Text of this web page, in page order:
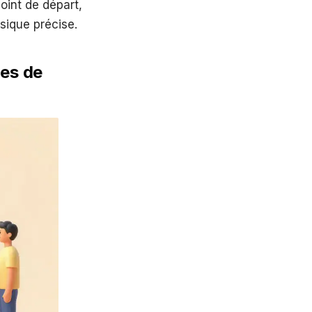
de départ,
précise.
de